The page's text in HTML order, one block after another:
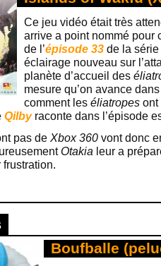
Ce jeu vidéo était très
arrive a point nommé pour
de l’épisode 33 de la
éclairage nouveau sur
planète d’accueil des
mesure qu’on avance
comment les éliatropes ont
Qilby raconte dans l’épisode
pas de Xbox 360 vont donc
Otakia leur a
Boufballe